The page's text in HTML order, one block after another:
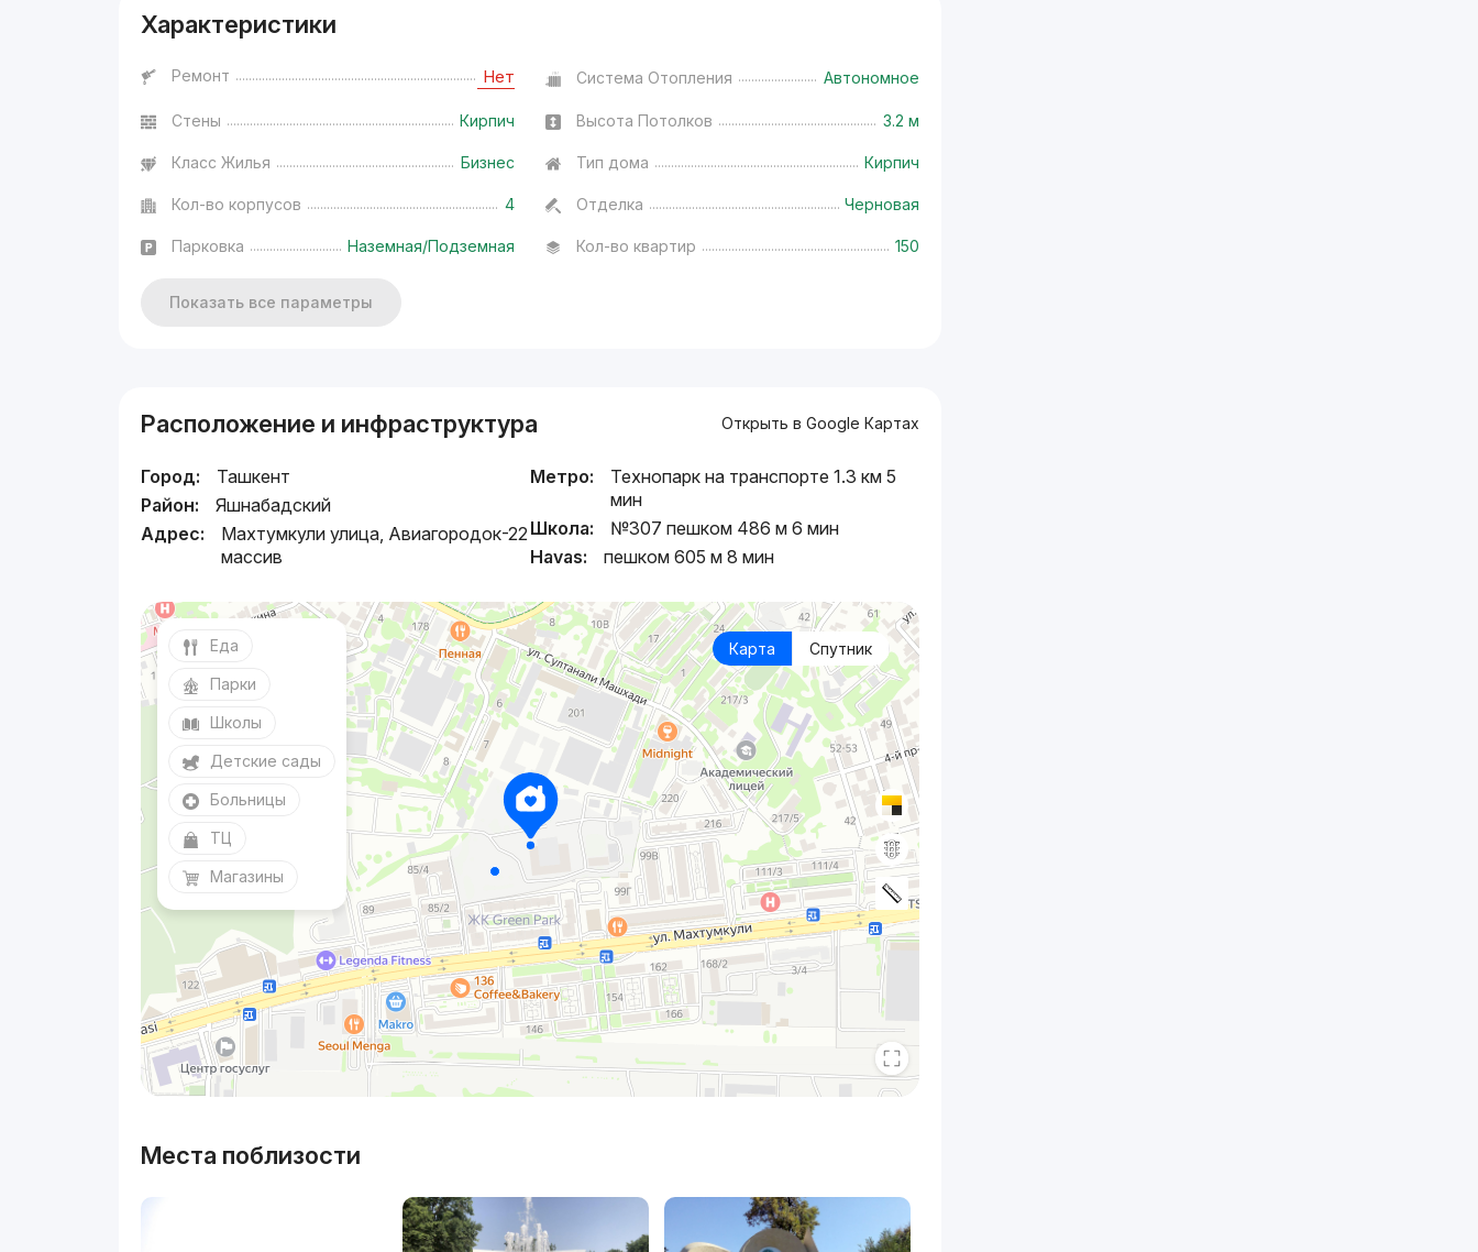
Характеристики
Ремонт Нет Система Отопления Автономное
Стены Кирпич Высота Потолков 3.2 м
Класс Жилья Бизнес Тип дома Кирпич
Кол-во корпусов 4 Отделка Черновая
Парковка Наземная/Подземная Кол-во квартир 150
Показать все параметры
Расположение и инфраструктура Открыть в Google Картах
Город:
Ташкент
Район:
Яшнабадский
Адрес:
Махтумкули улица, Авиагородок-22
массив
Метро:
Технопарк на транспорте 1.3 км 5
мин
Школа:
№307 пешком 486 м 6 мин
Havas:
пешком 605 м 8 мин
Карта Спутник
Еда
Парки
Школы
Детские сады
Больницы
ТЦ
Магазины
Места поблизости